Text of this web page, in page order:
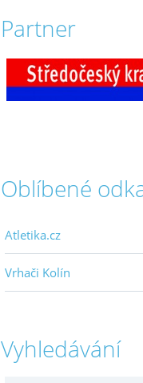
Partner
Oblíbené
Atletika.cz
Vrhači Kolín
Vyhledávání